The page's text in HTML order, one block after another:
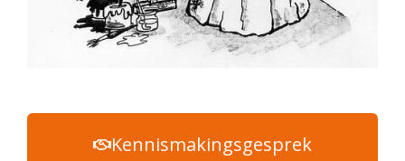
Kennismakingsgesprek